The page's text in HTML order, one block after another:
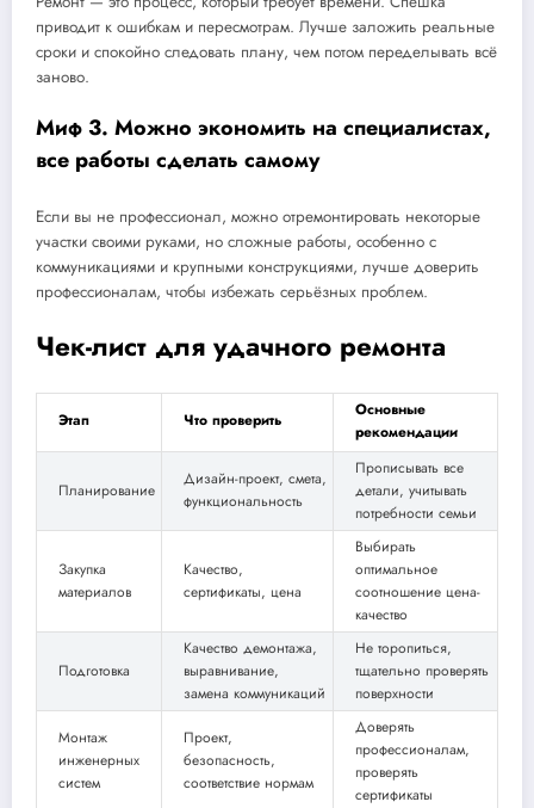
приводит к ошибкам и пересмотрам. Лучше заложить реальные
сроки и спокойно следовать плану, чем потом переделывать всё
заново.
Миф 3. Можно экономить на специалистах,
все работы сделать самому
Если вы не профессионал, можно отремонтировать некоторые
участки своими руками, но сложные работы, особенно с
коммуникациями и крупными конструкциями, лучше доверить
профессионалам, чтобы избежать серьёзных проблем.
Чек-лист для удачного ремонта
Этап Что проверить
Основные
рекомендации
Планирование
Дизайн-проект, смета,
функциональность
Прописывать все
детали, учитывать
потребности семьи
Закупка
материалов
Качество,
сертификаты, цена
Выбирать
оптимальное
соотношение цена-
качество
Подготовка
Качество демонтажа,
выравнивание,
замена коммуникаций
Не торопиться,
тщательно проверять
поверхности
Монтаж
инженерных
систем
Проект,
безопасность,
соответствие нормам
Доверять
профессионалам,
проверять
сертификаты